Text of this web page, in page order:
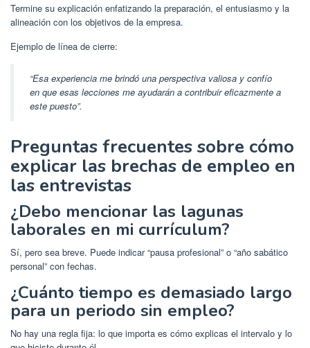
Termine su explicación enfatizando la preparación, el entusiasmo y la
alineación con los objetivos de la empresa.
Ejemplo de línea de cierre:
“Esa experiencia me brindó una perspectiva valiosa y confío
en que esas lecciones me ayudarán a contribuir eficazmente a
este puesto”.
Preguntas frecuentes sobre cómo
explicar las brechas de empleo en
las entrevistas
¿Debo mencionar las lagunas
laborales en mi currículum?
Sí, pero sea breve. Puede indicar “pausa profesional” o “año sabático
personal” con fechas.
¿Cuánto tiempo es demasiado largo
para un periodo sin empleo?
No hay una regla fija: lo que importa es cómo explicas el intervalo y lo